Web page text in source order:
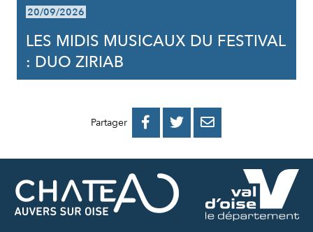
20/09/2026
LES MIDIS MUSICAUX DU FESTIVAL
: DUO ZIRIAB
Partager 
PARTAGER
FACEBOOK
PARTAGER
PARTAGER
MAIL